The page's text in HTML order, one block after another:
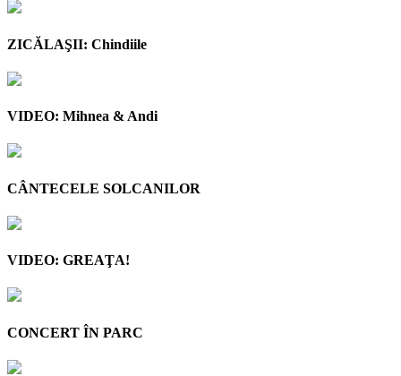
ZICĂLAŞII: Chindiile
VIDEO: Mihnea & Andi
CÂNTECELE SOLCANILOR
VIDEO: GREAŢA!
CONCERT ÎN PARC